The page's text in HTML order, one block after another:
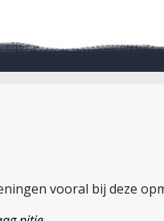
vooral bij deze